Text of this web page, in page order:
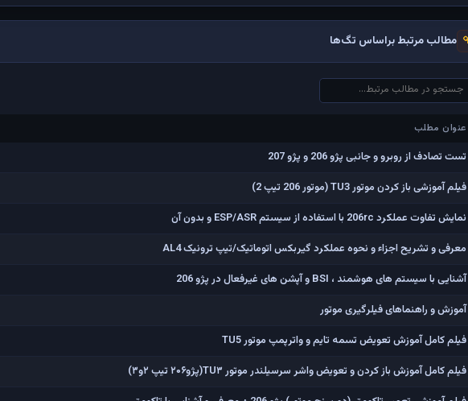
مطالب مرتبط براساس تگ‌ها
عنوان مطلب
عنوان مطلب
تست تصادف از روبرو و جانبی پژو 206 و پژو 207
فیلم آموزشی باز کردن موتور TU3 (موتور 206 تیپ 2)
نمایش تفاوت عملکرد 206rc با استفاده از سیستم ESP/ASR و بدون آن
معرفی و تشریح اجزاء و نحوه عملکرد گیربکس اتوماتیک/تیپ ترونیک AL4
آشنایی با سیستم های هوشمند ، BSI و آپشن های غیرفعال در پژو 206
آموزش و راهنماهای فیلرگیری موتور
فیلم کامل آموزش تعویض تسمه تایم و واترپمپ موتور TU5
فیلم کامل آموزش باز کردن و تعویض واشر سرسیلندر موتور TU۳(پژو۲۰۶ تیپ ۲و۳)